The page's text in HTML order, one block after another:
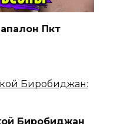
Пкт
Биробиджан